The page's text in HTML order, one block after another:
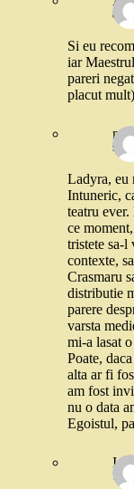
8
Si eu
iar
pareri
placut
9
Ladyra, eu
Intuneric,
teatru
ce
tristete sa-l
contexte,
Crasmaru
distributie
parere
varsta
mi-a lasat
Poate,
alta ar fi
am fost
nu o data
Egoistul,
11